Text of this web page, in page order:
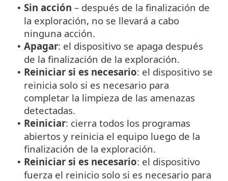
• Sin acción – después de la finalización de
la exploración, no se llevará a cabo
ninguna acción.
• Apagar: el dispositivo se apaga después
de la finalización de la exploración.
• Reiniciar si es necesario: el dispositivo se
reinicia solo si es necesario para
completar la limpieza de las amenazas
detectadas.
• Reiniciar: cierra todos los programas
abiertos y reinicia el equipo luego de la
finalización de la exploración.
• Reiniciar si es necesario: el dispositivo
fuerza el reinicio solo si es necesario para